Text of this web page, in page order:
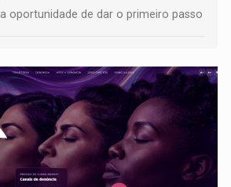
oportunidade de dar o primeiro passo